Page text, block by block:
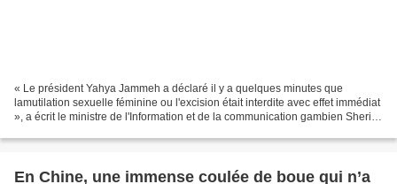
« Le président Yahya Jammeh a déclaré il y a quelques minutes que
lamutilation sexuelle féminine ou l'excision était interdite avec effet immédiat
», a écrit le ministre de l'Information et de la communication gambien Sheriff
En Chine, une immense coulée de boue qui n’a